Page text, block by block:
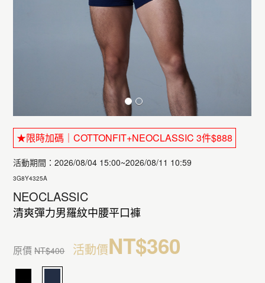
★限時加碼｜COTTONFIT+NEOCLASSIC 3件$888
活動期間：2026/08/04 15:00~2026/08/11 10:59
3G8Y4325A
NEOCLASSIC
清爽彈力男羅紋中腰平口褲
原價NT$400 活動價NT$360